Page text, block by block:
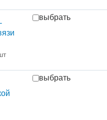
выбрать
выбрать